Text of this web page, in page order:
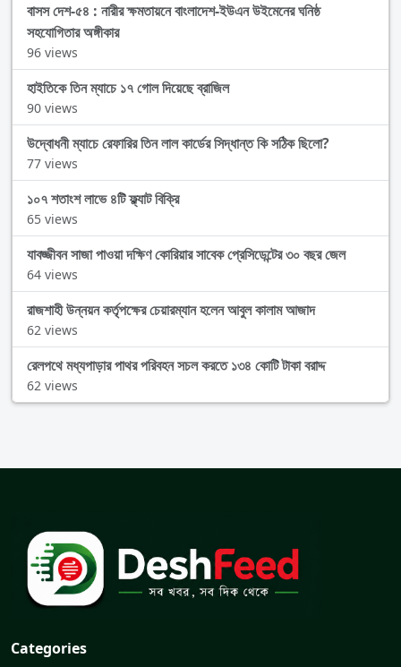
বাসস দেশ-৫৪ : নারীর ক্ষমতায়নে বাংলাদেশ-ইউএন উইমেনের ঘনিষ্ঠ
সহযোগিতার অঙ্গীকার
96 views
হাইতিকে তিন ম্যাচে ১৭ গোল দিয়েছে ব্রাজিল
90 views
উদ্বোধনী ম্যাচে রেফারির তিন লাল কার্ডের সিদ্ধান্ত কি সঠিক ছিলো?
77 views
১০৭ শতাংশ লাভে ৪টি ফ্ল্যাট বিক্রি
65 views
যাবজ্জীবন সাজা পাওয়া দক্ষিণ কোরিয়ার সাবেক প্রেসিডেন্টের ৩০ বছর জেল
64 views
রাজশাহী উন্নয়ন কর্তৃপক্ষের চেয়ারম্যান হলেন আবুল কালাম আজাদ
62 views
রেলপথে মধ্যপাড়ার পাথর পরিবহন সচল করতে ১৩৪ কোটি টাকা বরাদ্দ
62 views
Categories